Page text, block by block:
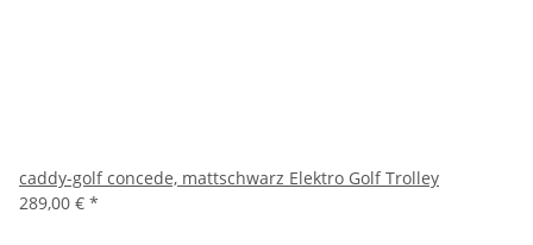
caddy-golf concede, mattschwarz Elektro Golf Trolley
289,00 € *